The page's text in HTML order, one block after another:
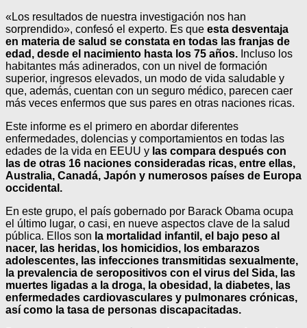
«Los resultados de nuestra investigación nos han
sorprendido», confesó el experto. Es que esta desventaja
en materia de salud se constata en todas las franjas de
edad, desde el nacimiento hasta los 75 años. Incluso los
habitantes más adinerados, con un nivel de formación
superior, ingresos elevados, un modo de vida saludable y
que, además, cuentan con un seguro médico, parecen caer
más veces enfermos que sus pares en otras naciones ricas.
Este informe es el primero en abordar diferentes
enfermedades, dolencias y comportamientos en todas las
edades de la vida en EEUU y las compara después con
las de otras 16 naciones consideradas ricas, entre ellas,
Australia, Canadá, Japón y numerosos países de Europa
occidental.
En este grupo, el país gobernado por Barack Obama ocupa
el último lugar, o casi, en nueve aspectos clave de la salud
pública. Ellos son la mortalidad infantil, el bajo peso al
nacer, las heridas, los homicidios, los embarazos
adolescentes, las infecciones transmitidas sexualmente,
la prevalencia de seropositivos con el virus del Sida, las
muertes ligadas a la droga, la obesidad, la diabetes, las
enfermedades cardiovasculares y pulmonares crónicas,
así como la tasa de personas discapacitadas.